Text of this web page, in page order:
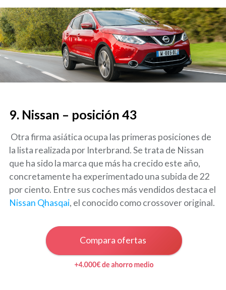
9. Nissan – posición 43
Otra firma asiática ocupa las primeras posiciones de
la lista realizada por Interbrand. Se trata de Nissan
que ha sido la marca que más ha crecido este año,
concretamente ha experimentado una subida de 22
por ciento. Entre sus coches más vendidos destaca el
Nissan Qhasqai, el conocido como crossover original.
Compara ofertas